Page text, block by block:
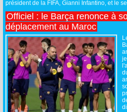
président de la FIFA, Gianni Infantino, et le
Officiel : le Barça renonce à
déplacement au Maroc